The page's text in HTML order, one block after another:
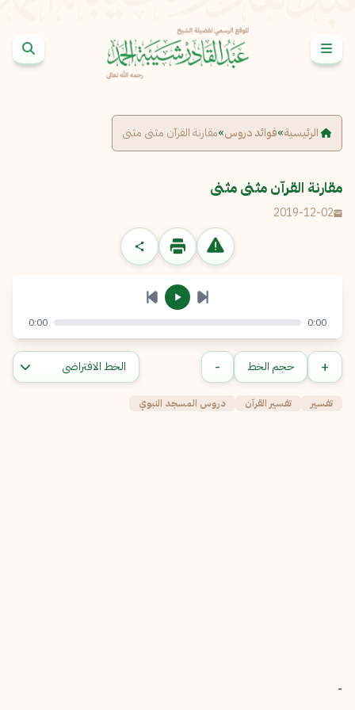
الرئيسية»فوائد دروس»مقارنة القرآن مثنى مثنى
مقارنة القرآن مثنى مثنى
2019-12-02
الإبلاغ عن مشكلة
الرسالة
إرسال إلغاء
0:00
0:00
+ حجم الخط -
تفسير تفسير القرآن دروس المسجد النبوي
-